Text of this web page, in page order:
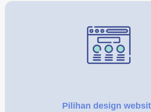
Pilihan design